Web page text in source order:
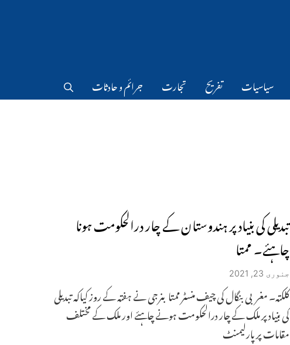
سیاسیات تفریح تجارت جرائم و حادثات
تبدیلی کی بنیاد پر ہندوستان کے چار درالحکومت ہونا
چاہئے۔ ممتا
جنوری 23, 2021
کلکتہ۔ مغربی بنگال کی چیف منسٹر ممتا بنرجی نے ہفتہ کے روز کیاکہ تبدیلی
کی بنیاد پر ملک کے چار درالحکومت ہونے چاہئے اور ملک کے مختلف
مقامات پر پارلیمنٹ